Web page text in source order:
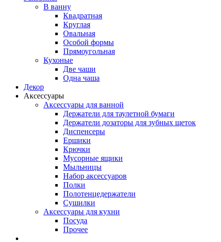
В ванну
Квадратная
Круглая
Овальная
Особой формы
Прямоугольная
Кухоные
Две чаши
Одна чаша
Декор
Аксессуары
Аксессуары для ванной
Держатели для таулетной бумаги
Держатели дозаторы для зубных щеток
Диспенсеры
Ершики
Крючки
Мусорные ящики
Мыльницы
Набор аксессуаров
Полки
Полотенцедержатели
Сушилки
Аксессуары для кухни
Посуда
Прочее